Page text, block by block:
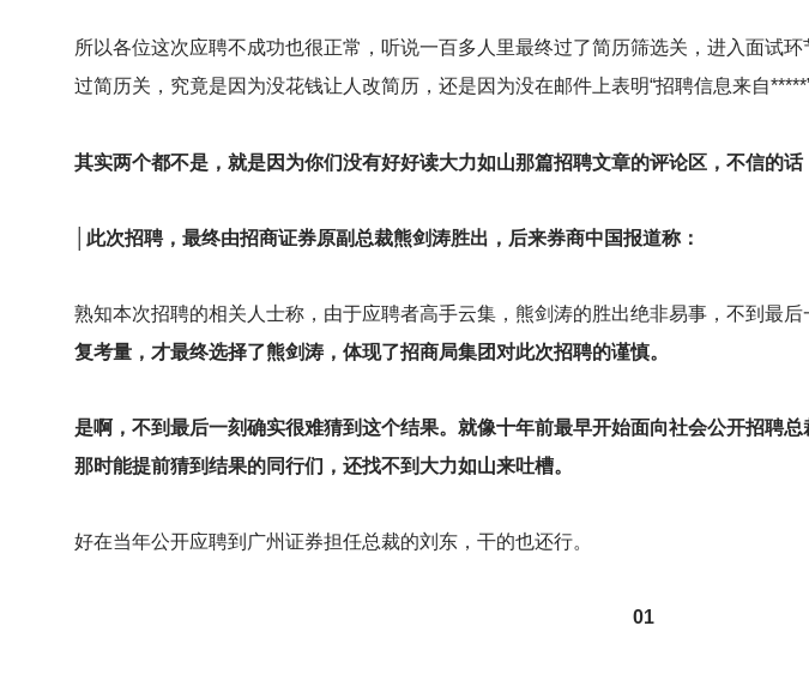
所以各位这次应聘不成功也很正常，听说一百多人里最终过了简历筛选关，进入面试
过简历关，究竟是因为没花钱让人改简历，还是因为没在邮件上表明“招聘信息来自
其实两个都不是，就是因为你们没有好好读大力如山那篇招聘文章的评论区，不信的话
│此次招聘，最终由招商证券原副总裁熊剑涛胜出，后来券商中国报道称：
熟知本次招聘的相关人士称，由于应聘者高手云集，熊剑涛的胜出绝非易事，不到最后
复考量，才最终选择了熊剑涛，体现了招商局集团对此次招聘的谨慎。
是啊，不到最后一刻确实很难猜到这个结果。就像十年前最早开始面向社会公开招聘
那时能提前猜到结果的同行们，还找不到大力如山来吐槽。
好在当年公开应聘到广州证券担任总裁的刘东，干的也还行。
01